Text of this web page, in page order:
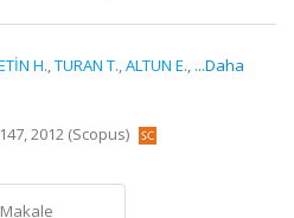
H.,TURAN T.,ALTUN E., ...Daha
2012 (Scopus)